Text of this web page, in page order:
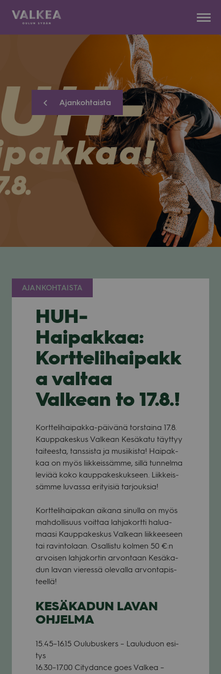
Ajankohtaista
AJANKOHTAISTA
HUH-
Haipakkaa:
Korttelihaipakk
a valtaa
Valkean to 17.8.!
Kort­te­li­hai­pakka-päi­vänä tors­taina 17.8.
Kaup­pa­kes­kus Val­kean Kesä­katu täyt­tyy
tai­teesta, tans­sista ja musii­kista! Hai­pak­
kaa on myös liik­keis­sämme, sillä tun­nelma
leviää koko kaup­pa­kes­kuk­seen. Liik­keis­
sämme luvassa eri­tyi­siä tar­jouk­sia!
Kort­te­li­hai­pa­kan aikana sinulla on myös
mah­dol­li­suus voit­taa lah­ja­kortti halua­
maasi Kaup­pa­kes­kus Val­kean liik­kee­seen
tai ravin­to­laan. Osal­listu kol­men 50 €:n
arvoi­sen lah­ja­kor­tin arvon­taan Kesä­ka­
dun lavan vie­ressä ole­valla arvon­ta­pis­
teellä!
KESÄKADUN LAVAN
OHJELMA
15.45–16.15 Oulu­bus­kers – Lau­lu­duon esi­
tys
16.30–17.00 City­dance goes Val­kea –